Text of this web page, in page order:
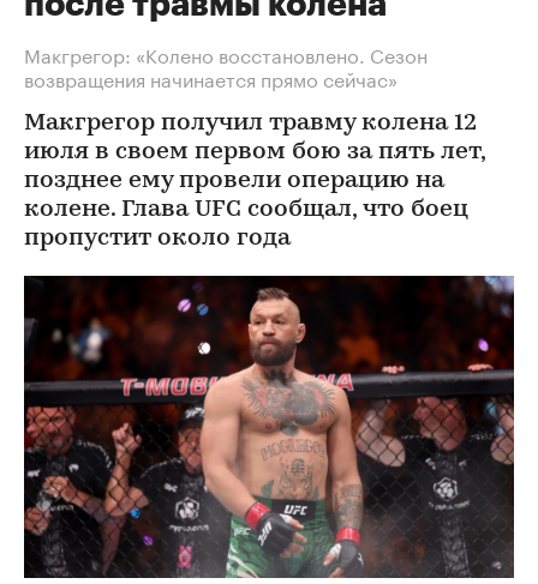
Макгрегор: «Колено восстановлено. Сезон
возвращения начинается прямо сейчас»
Макгрегор получил травму колена 12
июля в своем первом бою за пять лет,
позднее ему провели операцию на
колене. Глава UFC сообщал, что боец
пропустит около года